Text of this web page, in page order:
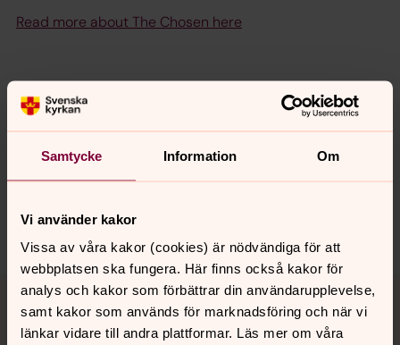
Samtycke Information Om
Vi använder kakor
Vissa av våra kakor (cookies) är nödvändiga för att
webbplatsen ska fungera. Här finns också kakor för
analys och kakor som förbättrar din användarupplevelse,
samt kakor som används för marknadsföring och när vi
länkar vidare till andra plattformar. Läs mer om våra
Read more about The Chosen here
innehåll?
Dela
Tillbaka till toppen
Tillbaka till innehållet